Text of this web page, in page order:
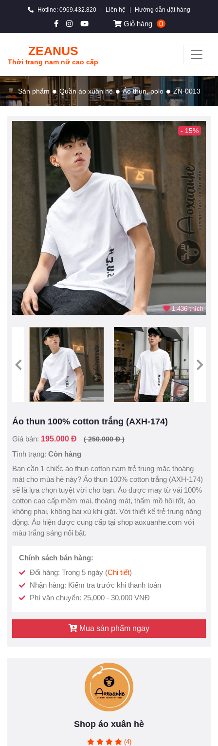
Hotline: 0969.432.820 Liên hệ Hướng dẫn đặt hàng
Giỏ hàng 0
ZEANUS
Thời trang nam nữ cao cấp
Sản phẩm Quần áo xuân hè Áo thun, polo ZN-0013
- 15%
1.436 thích
Áo thun 100% cotton trắng (AXH-174)
Giá bán: 195.000 Đ ( 250.000 Đ )
Tình trạng: Còn hàng
Bạn cần 1 chiếc áo thun cotton nam trẻ trung mặc thoáng
mát cho mùa hè này? Áo thun 100% cotton trắng (AXH-174)
sẽ là lựa chọn tuyệt vời cho bạn. Áo được may từ vải 100%
cotton cao cấp mềm mại, thoáng mát, thấm mồ hôi tốt, áo
không phai, không bai xù khi giặt. Với thiết kế trẻ trung năng
động. Áo hiện được cung cấp tại shop aoxuanhe.com với
màu trắng sáng nổi bật.
Chính sách bán hàng:
Đổi hàng: Trong 5 ngày (Chi tiết)
Nhận hàng: Kiểm tra trước khi thanh toán
Phí vận chuyển: 25,000 - 30,000 VNĐ
Mua sản phẩm ngay
Shop áo xuân hè
(4)